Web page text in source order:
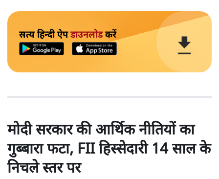
सत्य हिन्दी ऐपडाउनलोडकरें
मोदी सरकार की आर्थिक नीतियों का
गुब्बारा फटा, FII हिस्सेदारी 14 साल के
निचले स्तर पर